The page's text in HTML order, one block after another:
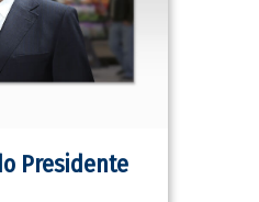
Presidente